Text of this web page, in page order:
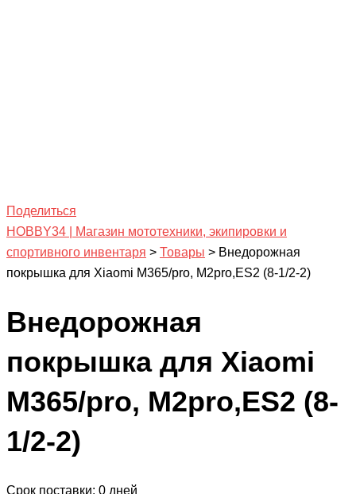
Поделиться
HOBBY34 | Магазин мототехники, экипировки и
спортивного инвентаря > Товары > Внедорожная
покрышка для Xiaomi M365/pro, M2pro,ES2 (8-1/2-2)
Внедорожная
покрышка для Xiaomi
M365/pro, M2pro,ES2 (8-
1/2-2)
Срок поставки: 0 дней